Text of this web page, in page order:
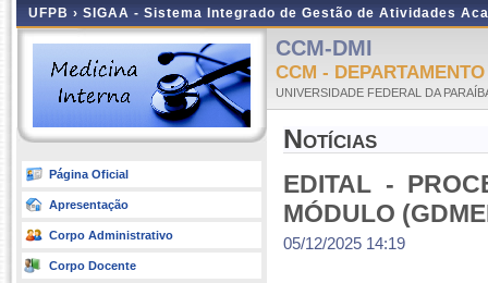
UFPB › SIGAA - Sistema Integrado de Gestão de Atividades
Página Oficial
Apresentação
Corpo Administrativo
Corpo Docente
CCM-DMI
CCM -
UNIVERSIDADE FEDERAL DA
Notícias
EDITAL -
MÓDULO
05/12/2025 14:19